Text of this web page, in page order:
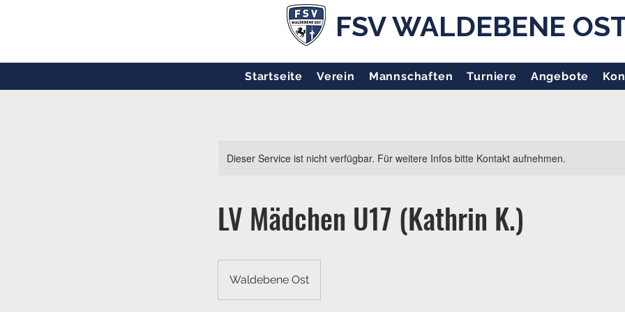
FSV WALDEBENE
Startseite Verein Mannschaften Turniere Angebote
Dieser Service ist nicht verfügbar. Für weitere Infos bitte Kontakt aufnehmen.
LV Mädchen U17 (Kathrin K.)
Waldebene Ost